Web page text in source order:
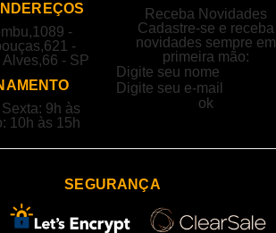
-
-
Alves,66 - SP
9h às
10h às 15h
Receba Novidades
Cadastre-se e receba
novidades sempre em
primeira mão:
SEGURANÇA